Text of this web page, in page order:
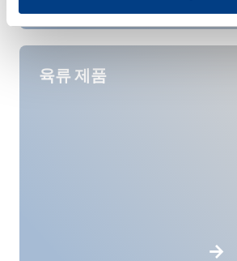
육류 제품